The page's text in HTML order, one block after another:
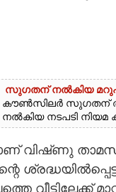
സുഗതന് നൽകിയ
കൗൺസിലർ സുഗതന്
നൽകിയ നടപടി
വിഷ്‌ണു
വീട്ടിലേക്ക്